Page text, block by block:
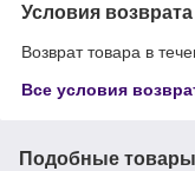
Условия возврата
Возврат товара в
Все условия
Подобные